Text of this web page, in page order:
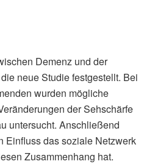
Demenz und der
neue Studie festgestellt. Bei
wurden mögliche
der Sehschärfe
untersucht. Anschließend
Einfluss das soziale Netzwerk
Zusammenhang hat.